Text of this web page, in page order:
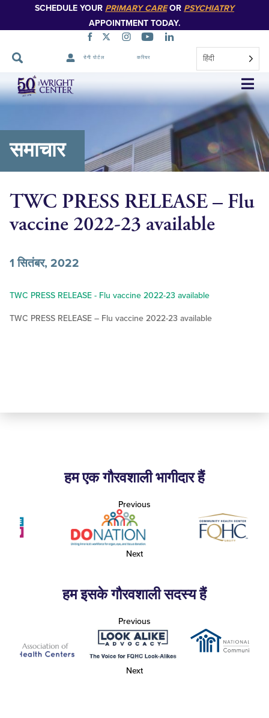
SCHEDULE YOUR PRIMARY CAREOR PSYCHIATRY
APPOINTMENT TODAY.
रोगी पोर्टल करियर हिंदी
नेविगेशन
छोड़ें
समाचार
TWC PRESS RELEASE – Flu
vaccine 2022-23 available
1 सितंबर, 2022
TWC PRESS RELEASE - Flu vaccine 2022-23 available
TWC PRESS RELEASE – Flu vaccine 2022-23 available
हम एक गौरवशाली भागीदार हैं
Previous
Next
हम इसके गौरवशाली सदस्य हैं
Previous
Next